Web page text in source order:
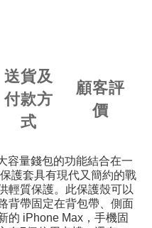
送貨及
付款方
式
顧客評
價
容量錢包的功能結合在一
護套具有現代又簡約的戰
輕質保護。此保護殼可以
背帶固定在背包帶、側面
的 iPhone Max，手機固